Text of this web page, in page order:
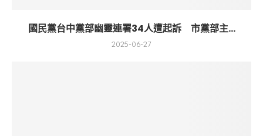
國民黨台中黨部幽靈連署34人遭起訴 市黨部主...
2025-06-27